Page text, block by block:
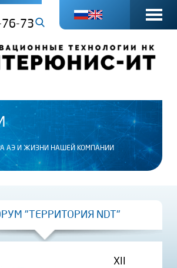
73
АЭ И ЖИЗНИ НАШЕЙ КОМПАНИИ
"ТЕРРИТОРИЯ NDT"
XII